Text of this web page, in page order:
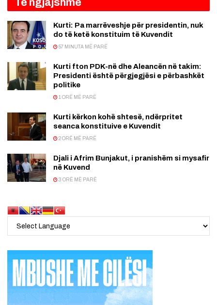
Të ngjajshme
Kurti: Pa marrëveshje për presidentin, nuk
do të ketë konstituim të Kuvendit
57 MINUTA MË PARË
Kurti fton PDK-në dhe Aleancën në takim:
Presidenti është përgjegjësi e përbashkët
politike
1 ORË MË PARË
Kurti kërkon kohë shtesë, ndërpritet
seanca konstituive e Kuvendit
2 ORË MË PARË
Djali i Afrim Bunjakut, i pranishëm si mysafir
në Kuvend
3 ORË MË PARË